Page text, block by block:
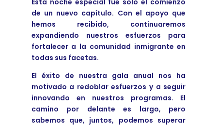
Esta noche especial fue solo el comienzo
de un nuevo capítulo. Con el apoyo que
hemos recibido, continuaremos
expandiendo nuestros esfuerzos para
fortalecer a la comunidad inmigrante en
todas sus facetas.
El éxito de nuestra gala anual nos ha
motivado a redoblar esfuerzos y a seguir
innovando en nuestros programas. El
camino por delante es largo, pero
sabemos que, juntos, podemos superar